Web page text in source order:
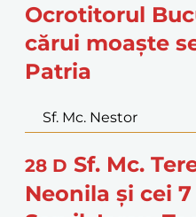
Ocrotitorul
cărui moaște
Patria
Sf. Mc. Nestor
28 D Sf. Mc.
Neonila și cei